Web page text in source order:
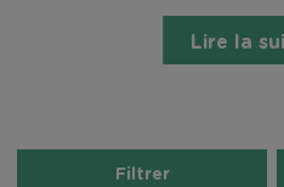
Lire la
Notre dentifrice bio made
également un stick
Filtrer